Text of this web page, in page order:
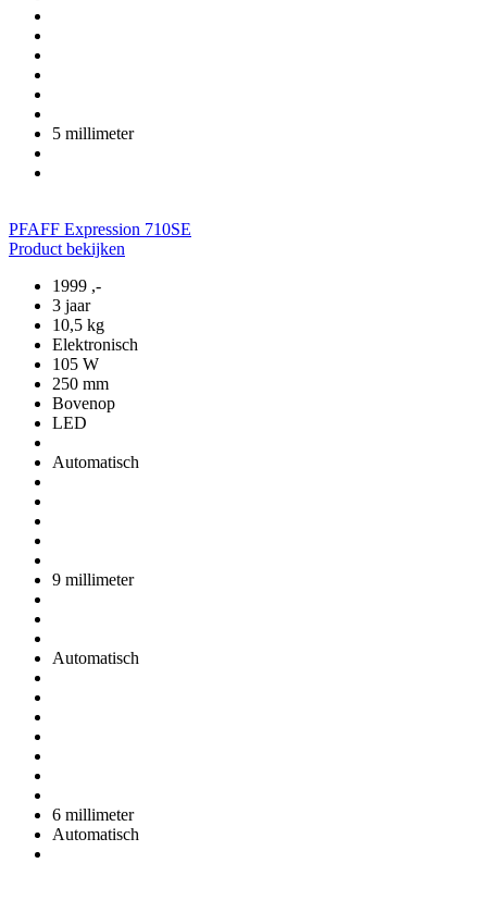
5 millimeter
PFAFF Expression 710SE
Product bekijken
1999 ,-
3 jaar
10,5 kg
Elektronisch
105 W
250 mm
Bovenop
LED
Automatisch
9 millimeter
Automatisch
6 millimeter
Automatisch